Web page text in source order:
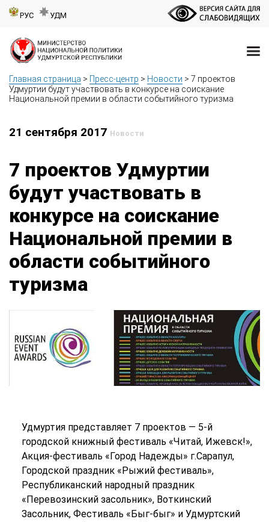
РУС УДМ
Главная страница > Пресс-центр > Новости > 7 проектов
Удмуртии будут участвовать в конкурсе на соискание
Национальной премии в области событийного туризма
21 сентября 2017 Новости
7 проектов Удмуртии
будут участвовать в
конкурсе на соискание
Национальной премии в
области событийного
туризма
Удмуртия представляет 7 проектов — 5-й
городской книжный фестиваль «Читай, Ижевск!»,
Акция-фестиваль «Город Надежды» г.Сарапул,
Городской праздник «Рыжий фестиваль»,
Республиканский народный праздник
«Перевозинский засольник», Воткинский
Засольник, Фестиваль «Быг-быг» и Удмуртский